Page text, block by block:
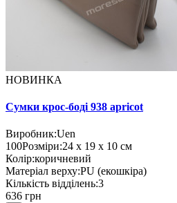
НОВИНКА
Сумки крос-боді 938 apricot
Виробник:Uen
100Розміри:24 х 19 х 10 см
Колір:коричневий
Матеріал верху:PU (екошкіра)
Кількість відділень:3
636 грн